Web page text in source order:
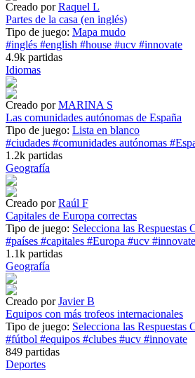
Creado porRaquel L
Partes de la casa (en inglés)
Tipo de juego: Mapa mudo
#inglés #english #house #ucv #innovate
4.9k partidas
Idiomas
Creado porMARINA S
Las comunidades autónomas de España
Tipo de juego: Lista en blanco
#ciudades #comunidades autónomas
1.2k partidas
Geografía
Creado porRaúl F
Capitales de Europa correctas
Tipo de juego: Selecciona las Respuestas
#países #capitales #Europa #ucv #innovate
1.1k partidas
Geografía
Creado porJavier B
Equipos con más trofeos internacionales
Tipo de juego: Selecciona las Respuestas
#fútbol #equipos #clubes #ucv #innovate
849 partidas
Deportes